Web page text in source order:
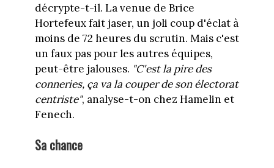
décrypte-t-il. La venue de Brice
Hortefeux fait jaser, un joli coup d'éclat à
moins de 72 heures du scrutin. Mais c'est
un faux pas pour les autres équipes,
peut-être jalouses. "C'est la pire des
conneries, ça va la couper de son électorat
centriste", analyse-t-on chez Hamelin et
Fenech.
Sa chance